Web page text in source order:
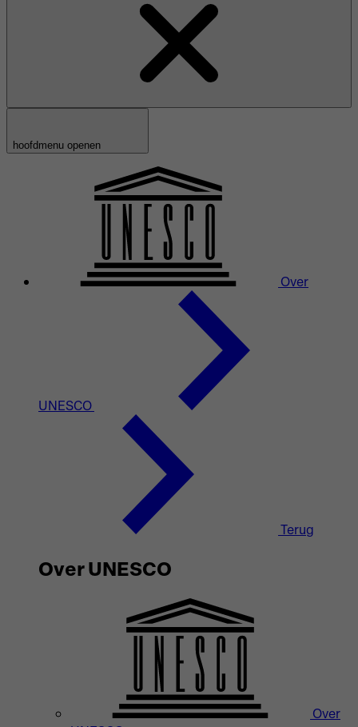
hoofdmenu openen
Over
UNESCO
Terug
Over UNESCO
Over